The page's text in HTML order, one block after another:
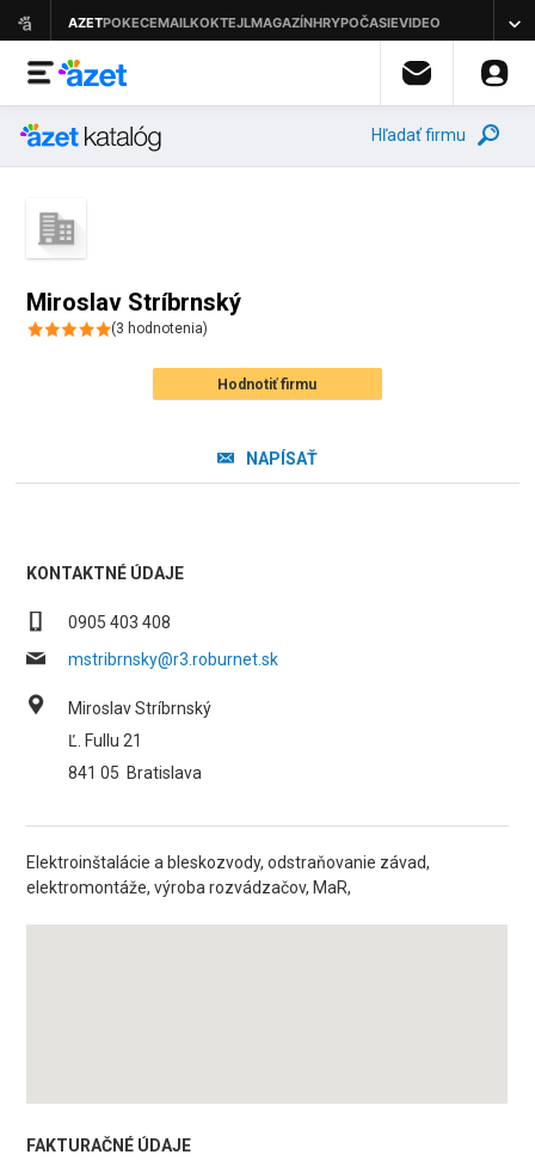
Hľadať firmu
Miroslav Stríbrnský
(3 hodnotenia)
Hodnotiť firmu
NAPÍSAŤ
KONTAKTNÉ ÚDAJE
0905 403 408
mstribrnsky@r3.roburnet.sk
Miroslav Stríbrnský
Ľ. Fullu 21
841 05 Bratislava
Elektroinštalácie a bleskozvody, odstraňovanie závad,
elektromontáže, výroba rozvádzačov, MaR,
FAKTURAČNÉ ÚDAJE